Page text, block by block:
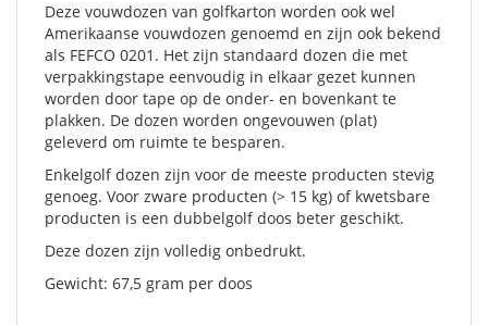
Deze vouwdozen van golfkarton worden ook wel
Amerikaanse vouwdozen genoemd en zijn ook bekend
als FEFCO 0201. Het zijn standaard dozen die met
verpakkingstape eenvoudig in elkaar gezet kunnen
worden door tape op de onder- en bovenkant te
plakken. De dozen worden ongevouwen (plat)
geleverd om ruimte te besparen.
Enkelgolf dozen zijn voor de meeste producten stevig
genoeg. Voor zware producten (> 15 kg) of kwetsbare
producten is een dubbelgolf doos beter geschikt.
Deze dozen zijn volledig onbedrukt.
Gewicht: 67,5 gram per doos